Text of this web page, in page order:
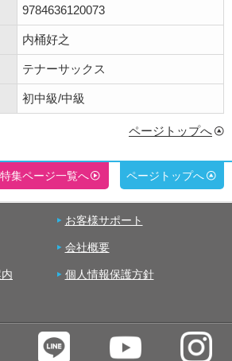
9784636120073
内桶好之
テナーサックス
初中級/中級
ページトップへ
特集ページ一覧へ ページトップへ
お客様サポート
会社概要
個人情報保護方針